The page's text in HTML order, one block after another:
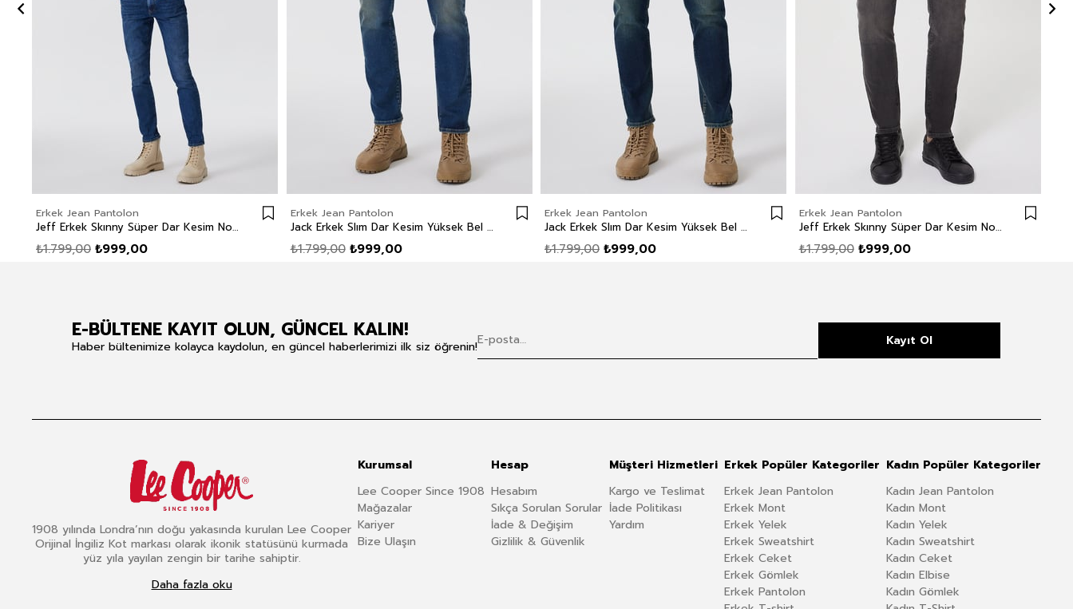
Erkek Jean Pantolon
Jeff Erkek Skınny Süper Dar Kesim Normal Bel Dar Paça Jean Pantolon Mavi
₺999,00
₺1.799,00
Erkek Jean Pantolon
Jack Erkek Slım Dar Kesim Yüksek Bel Dar Paça Jean Pantolon Mavi
₺999,00
₺1.799,00
Erkek Jean Pantolon
Jack Erkek Slım Dar Kesim Yüksek Bel Dar Paça Jean Pantolon Mavi
₺999,00
₺1.799,00
Erkek Jean Pantolon
Jeff Erkek Skınny Süper Dar Kesim Normal Bel Dar Paça Jean Pantolon Siyah
₺999,00
₺1.799,00
E-BÜLTENE KAYIT OLUN, GÜNCEL KALIN!
Haber bültenimize kolayca kaydolun, en güncel haberlerimizi ilk siz öğrenin! Kayıt Ol
1908 yılında Londra’nın doğu yakasında kurulan Lee Cooper
Orijinal İngiliz Kot markası olarak ikonik statüsünü kurmada
yüz yıla yayılan zengin bir tarihe sahiptir.
Daha fazla oku
Kurumsal
Lee Cooper Since 1908
Mağazalar
Kariyer
Bize Ulaşın
Hesap
Hesabım
Sıkça Sorulan Sorular
İade & Değişim
Gizlilik & Güvenlik
Müşteri Hizmetleri
Kargo ve Teslimat
İade Politikası
Yardım
Erkek Popüler Kategoriler
Erkek Jean Pantolon
Erkek Mont
Erkek Yelek
Erkek Sweatshirt
Erkek Ceket
Erkek Gömlek
Erkek Pantolon
Kadın Popüler Kategoriler
Kadın Jean Pantolon
Kadın Mont
Kadın Yelek
Kadın Sweatshirt
Kadın Ceket
Kadın Elbise
Kadın Gömlek